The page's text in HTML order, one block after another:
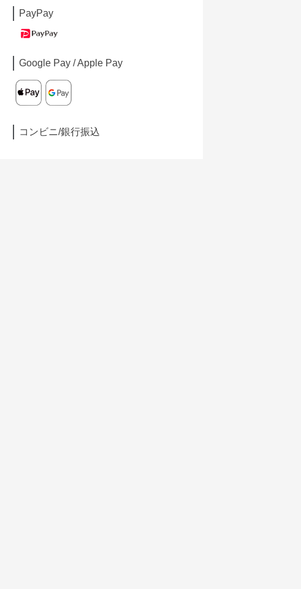
PayPay
Google Pay / Apple Pay
コンビニ/銀行振込